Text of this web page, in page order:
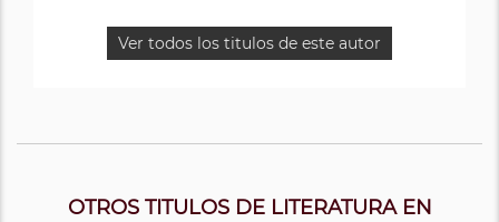
Ver todos los titulos de este autor
OTROS TITULOS DE LITERATURA EN